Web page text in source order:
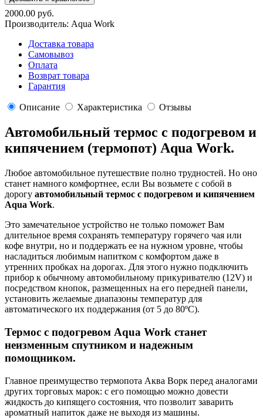
2000.00 руб.
Производитель: Aqua Work
Доставка товара
Самовывоз
Оплата
Возврат товара
Гарантия
Описание Характеристика Отзывы
Автомобильный термос с подогревом и
кипячением (термопот) Aqua Work.
Любое автомобильное путешествие полно трудностей. Но оно
станет намного комфортнее, если Вы возьмете с собой в
дорогу автомобильный термос с подогревом и кипячением
Aqua Work.
Это замечательное устройство не только поможет Вам
длительное время сохранять температуру горячего чая или
кофе внутри, но и поддержать ее на нужном уровне, чтобы
насладиться любимым напитком с комфортом даже в
утренних пробках на дорогах. Для этого нужно подключить
прибор к обычному автомобильному прикуривателю (12V) и
посредством кнопок, размещенных на его передней панели,
установить желаемые диапазоны температур для
автоматического их поддержания (от 5 до 80ºС).
Термос c подогревом Aqua Work станет
неизменным спутником и надежным
помощником.
Главное преимущество термопота Аква Ворк перед аналогами
других торговых марок: с его помощью можно довести
жидкость до кипящего состояния, что позволит заварить
ароматный напиток даже не выходя из машины.